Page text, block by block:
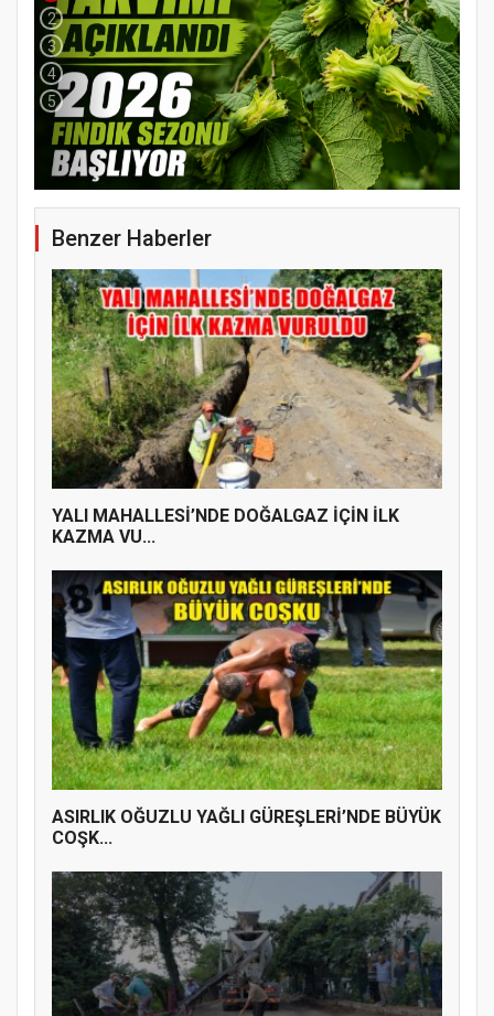
YENİ PARTİ TERME İLÇE BAŞKANLIĞINDA
ÜYE KATILIM PROGRAMI
2
3
4
5
Benzer Haberler
YALI MAHALLESİ’NDE DOĞALGAZ İÇİN İLK
KAZMA VU...
ASIRLIK OĞUZLU YAĞLI GÜREŞLERİ’NDE BÜYÜK
COŞK...